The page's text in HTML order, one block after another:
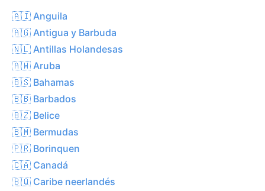
🇦🇮 Anguila
🇦🇬 Antigua y Barbuda
🇳🇱 Antillas Holandesas
🇦🇼 Aruba
🇧🇸 Bahamas
🇧🇧 Barbados
🇧🇿 Belice
🇧🇲 Bermudas
🇵🇷 Borinquen
🇨🇦 Canadá
🇧🇶 Caribe neerlandés